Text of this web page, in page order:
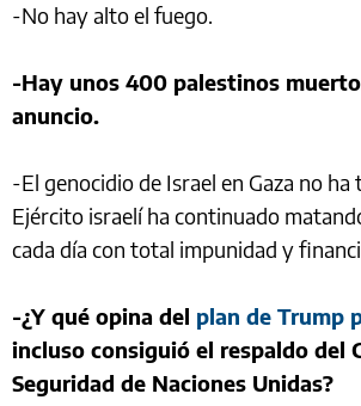
-No hay alto el fuego.
-Hay unos 400 palestinos
anuncio.
-El genocidio de Israel en Gaza no ha
Ejército israelí ha continuado
cada día con total impunidad y
-¿Y qué opina del plan de Trump
incluso consiguió el respaldo del
Seguridad de Naciones Unidas?